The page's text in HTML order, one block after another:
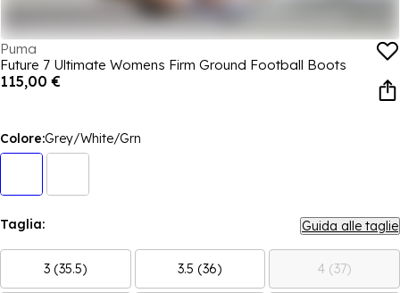
Puma
Future 7 Ultimate Womens Firm Ground Football Boots
115,00 €
Colore:Grey/White/Grn
Taglia: Guida alle taglie
3 (35.5) 3.5 (36) 4 (37)